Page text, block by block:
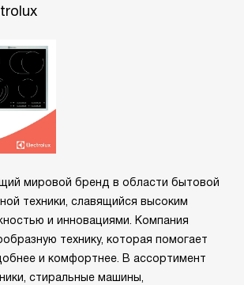
мировой бренд в области бытовой
техники, славящийся высоким
и инновациями. Компания
технику, которая помогает
и комфортнее. В ассортимент
стиральные машины,